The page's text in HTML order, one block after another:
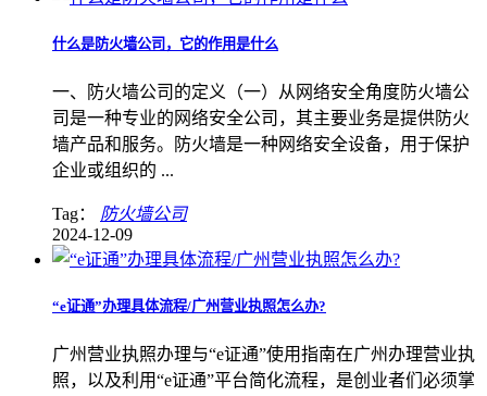
什么是防火墙公司，它的作用是什么
一、防火墙公司的定义（一）从网络安全角度防火墙公
司是一种专业的网络安全公司，其主要业务是提供防火
墙产品和服务。防火墙是一种网络安全设备，用于保护
企业或组织的 ...
Tag：
防火墙公司
2024-12-09
“e证通”办理具体流程/广州营业执照怎么办?
广州营业执照办理与“e证通”使用指南在广州办理营业执
照，以及利用“e证通”平台简化流程，是创业者们必须掌